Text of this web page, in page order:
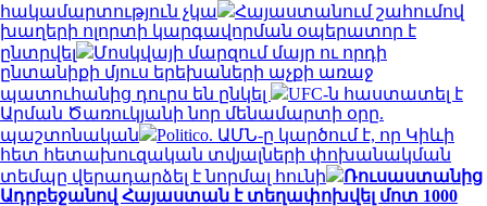
հակամարտություն չկա
Հայաստանում շահումով
խաղերի ոլորտի կարգավորման օպերատոր է
ընտրվել
Մոսկվայի մարզում մայր ու որդի
ընտանիքի մյուս երեխաների աչքի առաջ
պատուհանից դուրս են ընկել
UFC-ն հաստատել է
Արման Ծառուկյանի նոր մենամարտի օրը.
պաշտոնական
Politico. ԱՄՆ-ը կարծում է, որ Կիևի
հետ հետախուզական տվյալների փոխանակման
տեմպը վերադարձել է նորմալ հունի
Ռուսաստանից
Ադրբեջանով Հայաստան է տեղափոխվել մոտ 1000